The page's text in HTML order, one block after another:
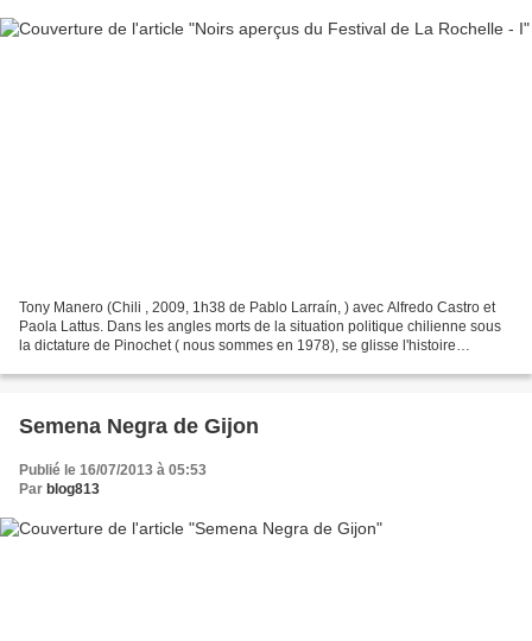
Tony Manero (Chili , 2009, 1h38 de Pablo Larraín, ) avec Alfredo Castro et
Paola Lattus. Dans les angles morts de la situation politique chilienne sous
la dictature de Pinochet ( nous sommes en 1978), se glisse l'histoire
Semena Negra de Gijon
Publié le 16/07/2013 à 05:53
Par blog813